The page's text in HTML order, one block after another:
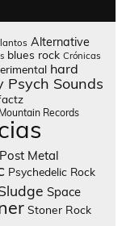
Alternative
blues rock Crónicas
hard
Psych Sounds
Records
Post Metal
Psychedelic Rock
Space
Stoner Rock